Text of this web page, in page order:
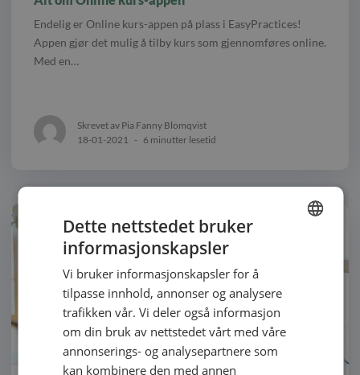
Endelig er Online kurs-appen på plass i EasyPractices!
Appen gjør det mulig å tilby kurs som gjennomføres online.
Med en…
Skrevet av Pia Fanny Blomqvist
18-01-2021
- 6 minutter lesetid
SWEDISH
Dette nettstedet bruker
informasjonskapsler
Vi bruker informasjonskapsler for å
tilpasse innhold, annonser og analysere
trafikken vår. Vi deler også informasjon
om din bruk av nettstedet vårt med våre
annonserings- og analysepartnere som
kan kombinere den med annen